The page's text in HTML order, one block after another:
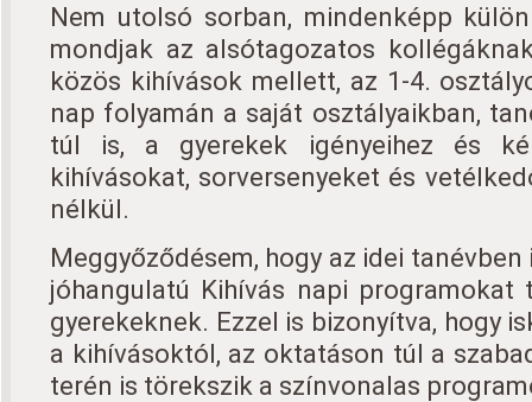
Nem utolsó sorban, mindenképp
mondjak az alsótagozatos
közös kihívások mellett, az 1-4.
nap folyamán a saját osztályaikban,
túl is, a gyerekek igényeihez és
kihívásokat, sorversenyeket és
nélkül.
Meggyőződésem, hogy az idei
jóhangulatú Kihívás napi
gyerekeknek. Ezzel is bizonyítva, hogy
a kihívásoktól, az oktatáson túl a
terén is törekszik a színvonalas